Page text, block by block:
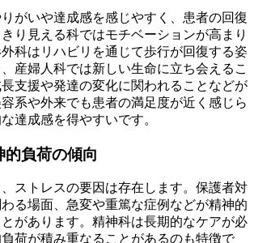
がいや達成感を感じやすく、患者の回復
り見える科ではモチベーションが高まり
科はリハビリを通じて歩行が回復する姿
産婦人科では新しい生命に立ち会えるこ
支援や発達の変化に関われることなどが
系や外来でも患者の満足度が近く感じら
達成感を得やすいです。
的負荷の傾向
ストレスの要因は存在します。保護者対
る場面、急変や重篤な症例などが精神的
があります。精神科は長期的なケアが必
荷が積み重なることがあるのも特徴で